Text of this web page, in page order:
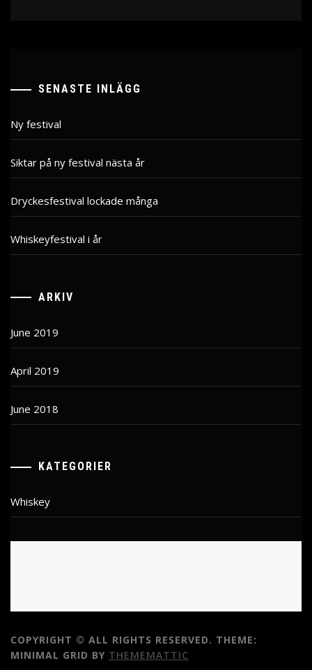
SENASTE INLÄGG
Ny festival
Siktar på ny festival nästa år
Dryckesfestival lockade många
Whiskeyfestival i år
ARKIV
June 2019
April 2019
June 2018
KATEGORIER
Whiskey
COPYRIGHT © ALL RIGHTS RESERVED. THEME:
MINIMAL GRID BY THEMEMATTIC